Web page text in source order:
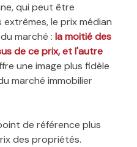
qui peut être
le prix médian
marché : la moitié des
de ce prix, et l'autre
une image plus fidèle
marché immobilier
de référence plus
des propriétés.